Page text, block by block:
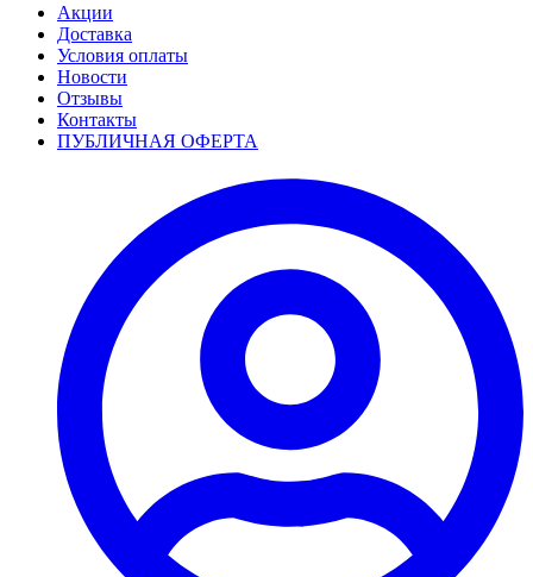
Акции
Доставка
Условия оплаты
Новости
Отзывы
Контакты
ПУБЛИЧНАЯ ОФЕРТА